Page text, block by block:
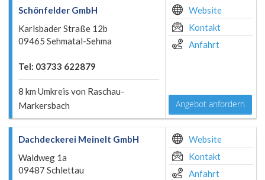
Schönfelder GmbH
Karlsbader Straße 12b
09465 Sehmatal-Sehma
Tel: 03733 622879
8 km Umkreis von Raschau-
Markersbach
Website
Kontakt
Anfahrt
Angebot anfordern
Dachdeckerei Meinelt GmbH
Waldweg 1a
09487 Schlettau
Website
Kontakt
Anfahrt